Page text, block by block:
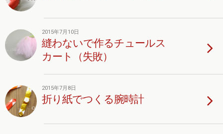
2015年7月10日
縫わないで作るチュールス
カート（失敗）
2015年7月8日
折り紙でつくる腕時計